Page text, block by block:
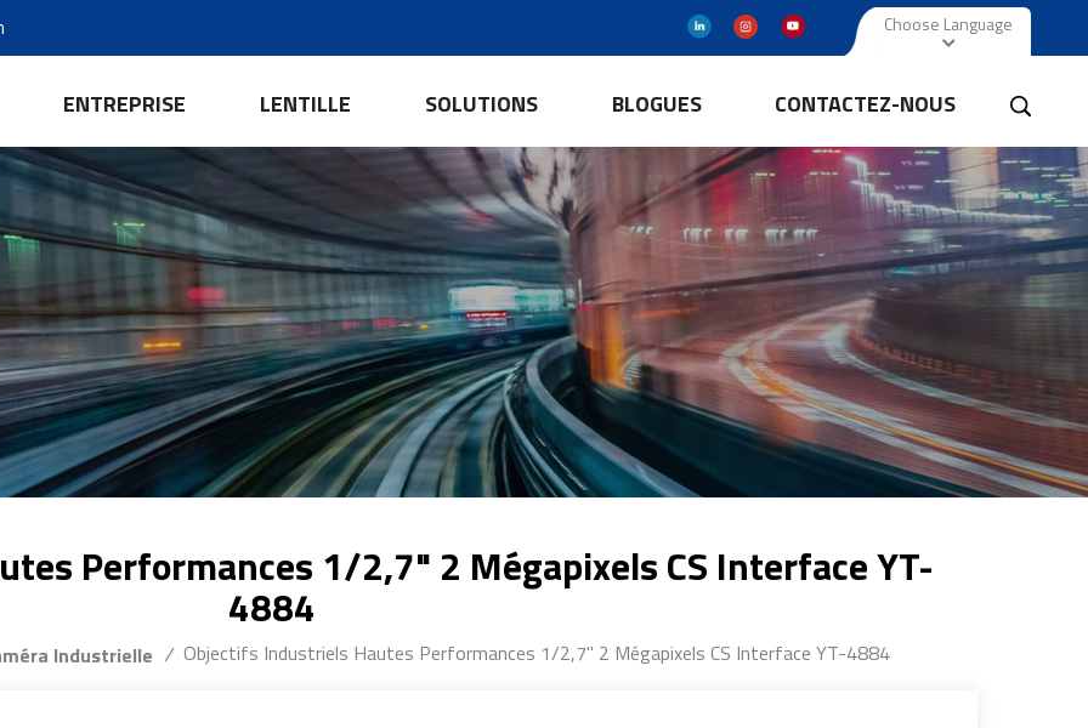
Choose Language
ENTREPRISE LENTILLE SOLUTIONS BLOGUES CONTACTEZ-NOUS
Performances 1/2,7" 2 Mégapixels CS Interface YT-
4884
Industrielle / Objectifs Industriels Hautes Performances 1/2,7" 2 Mégapixels CS Interface YT-4884